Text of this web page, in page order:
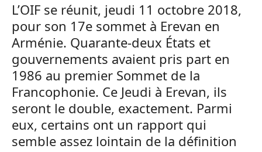
L’OIF se réunit, jeudi 11 octobre 2018,
pour son 17e sommet à Erevan en
Arménie. Quarante-deux États et
gouvernements avaient pris part en
1986 au premier Sommet de la
Francophonie. Ce Jeudi à Erevan, ils
seront le double, exactement. Parmi
eux, certains ont un rapport qui
semble assez lointain de la définition